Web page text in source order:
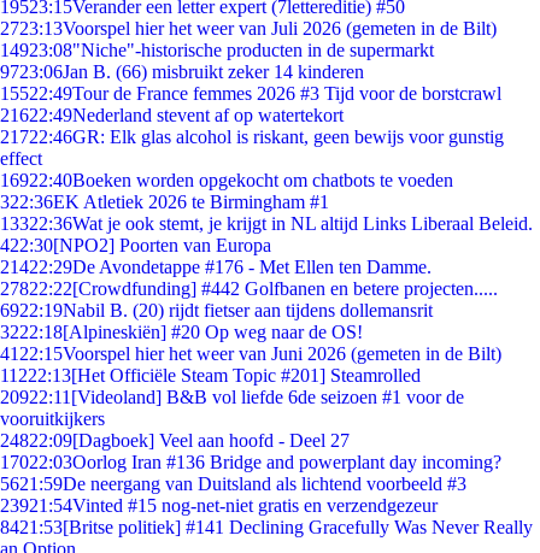
19523:15Verander een letter expert (7lettereditie) #50
2723:13Voorspel hier het weer van Juli 2026 (gemeten in de Bilt)
14923:08"Niche"-historische producten in de supermarkt
9723:06Jan B. (66) misbruikt zeker 14 kinderen
15522:49Tour de France femmes 2026 #3 Tijd voor de borstcrawl
21622:49Nederland stevent af op watertekort
21722:46GR: Elk glas alcohol is riskant, geen bewijs voor gunstig
effect
16922:40Boeken worden opgekocht om chatbots te voeden
322:36EK Atletiek 2026 te Birmingham #1
13322:36Wat je ook stemt, je krijgt in NL altijd Links Liberaal Beleid.
422:30[NPO2] Poorten van Europa
21422:29De Avondetappe #176 - Met Ellen ten Damme.
27822:22[Crowdfunding] #442 Golfbanen en betere projecten.....
6922:19Nabil B. (20) rijdt fietser aan tijdens dollemansrit
3222:18[Alpineskiën] #20 Op weg naar de OS!
41 22:15Voorspel hier het weer van Juni 2026 (gemeten in de Bilt)
11222:13[Het Officiële Steam Topic #201] Steamrolled
20922:11 [Videoland] B&B vol liefde 6de seizoen #1 voor de
vooruitkijkers
24822:09[Dagboek] Veel aan hoofd - Deel 27
17022:03Oorlog Iran #136 Bridge and powerplant day incoming?
5621:59De neergang van Duitsland als lichtend voorbeeld #3
23921:54Vinted #15 nog-net-niet gratis en verzendgezeur
8421:53[Britse politiek] #141 Declining Gracefully Was Never Really
an Option